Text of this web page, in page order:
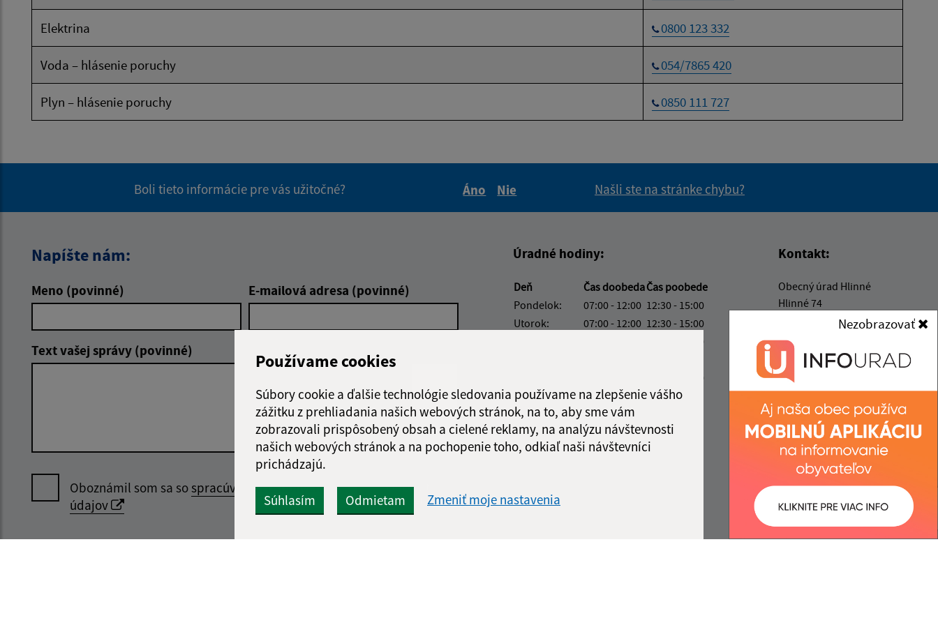
Používame cookies
Súbory cookie a ďalšie technológie sledovania používame na zlepšenie vášho
zážitku z prehliadania našich webových stránok, na to, aby sme vám
zobrazovali prispôsobený obsah a cielené reklamy, na analýzu návštevnosti
našich webových stránok a na pochopenie toho, odkiaľ naši návštevníci
prichádzajú.
Súhlasím Odmietam Zmeniť moje nastavenia
Nezobrazovať
Elektrina 0800 123 332
Voda – hlásenie poruchy 054/7865 420
Plyn – hlásenie poruchy 0850 111 727
Boli tieto informácie pre vás užitočné?
Áno
Nie
Našli ste na stránke chybu?
Napíšte nám:
Meno (povinné) E-mailová adresa (povinné)
Text vašej správy (povinné)
Oboznámil som sa sospracúvaním osobných
údajov
Odoslať
správu
Úradné hodiny:
Deň Čas doobedaČas poobede
Pondelok:
07:00 - 12:00 12:30 - 15:00
Utorok:
07:00 - 12:00 12:30 - 15:00
12:30 - 16:30
12:30 - 13:00
Obedňajšia prestávka:12:00 - 12:30
Kontakt:
Obecný úrad Hlinné
Hlinné 74
info@hlinne.sk
+421 905 427 363
IČO: 00332411